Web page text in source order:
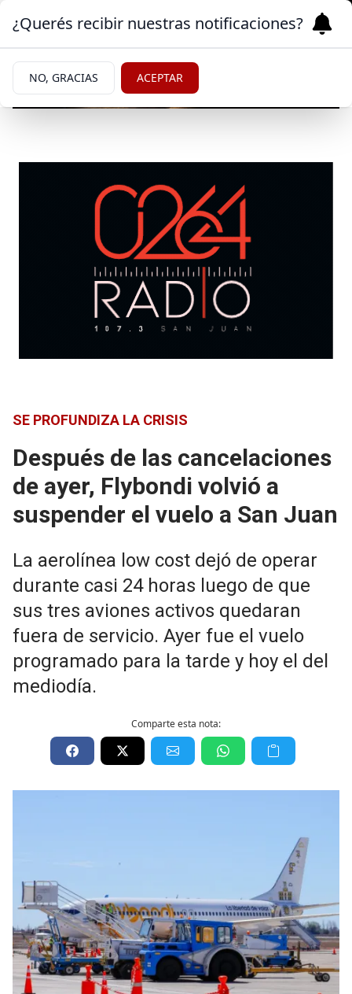
SE PROFUNDIZA LA CRISIS
Después de las cancelaciones
de ayer, Flybondi volvió a
suspender el vuelo a San Juan
La aerolínea low cost dejó de operar
durante casi 24 horas luego de que
sus tres aviones activos quedaran
fuera de servicio. Ayer fue el vuelo
programado para la tarde y hoy el del
mediodía.
Comparte esta nota:
¿Querés recibir nuestras notificaciones?
NO, GRACIAS ACEPTAR